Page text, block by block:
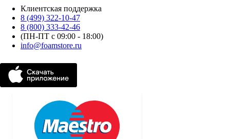
Клиентская поддержка
8 (499) 322-10-47
8 (800) 333-42-46
(ПН-ПТ с 09:00 - 18:00)
info@foamstore.ru